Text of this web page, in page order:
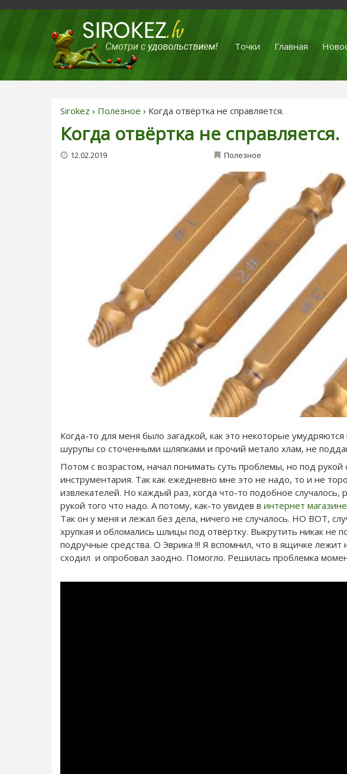
Точки Главная
Sirokez › Полезное › Когда отвёртка не справляется.
Когда отвёртка не справляется.
12.02.2019 Полезное
Когда-то для меня было загадкой, как это некоторые
шурупы со сточенными шляпками и прочий метало хлам, не
Потом с возрастом, начал понимать суть проблемы, но под
инструментария. Так как ежедневно мне это не надо, то и не
извлекателей. Но каждый раз, когда что-то подобное случалось,
рукой того что надо. А потому, как-то увидев в интернет
Так он у меня и лежал без дела, ничего не случалось. НО ВОТ,
хрупкая и обломались шлицы под отвёртку. Выкрутить никак не
подручные средства. О Эврика !!! Я вспомнил, что в ящичке лежит
сходил и опробовал заодно. Помогло. Решилась проблемка